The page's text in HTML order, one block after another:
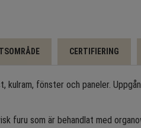
CERTIFIERING
kulram, fönster och paneler.
furu som är behandlat med